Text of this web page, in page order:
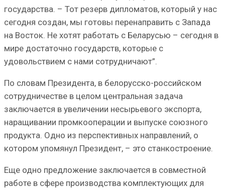
государства. – Тот резерв дипломатов, который у нас
сегодня создан, мы готовы перенаправить с Запада
на Восток. Не хотят работать с Беларусью – сегодня в
мире достаточно государств, которые с
удовольствием с нами сотрудничают”.
По словам Президента, в белорусско-российском
сотрудничестве в целом центральная задача
заключается в увеличении несырьевого экспорта,
наращивании промкооперации и выпуске союзного
продукта. Одно из перспективных направлений, о
котором упомянул Президент, – это станкостроение.
Еще одно предложение заключается в совместной
работе в сфере производства комплектующих для